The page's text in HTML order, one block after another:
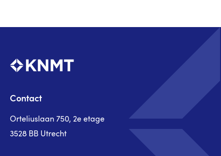
Contact
Orteliuslaan 750, 2e etage
3528 BB Utrecht